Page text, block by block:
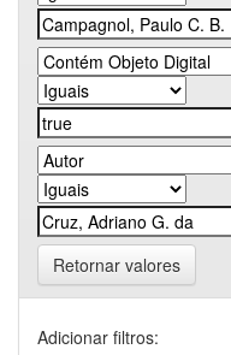
Retornar valores
Adicionar filtros: